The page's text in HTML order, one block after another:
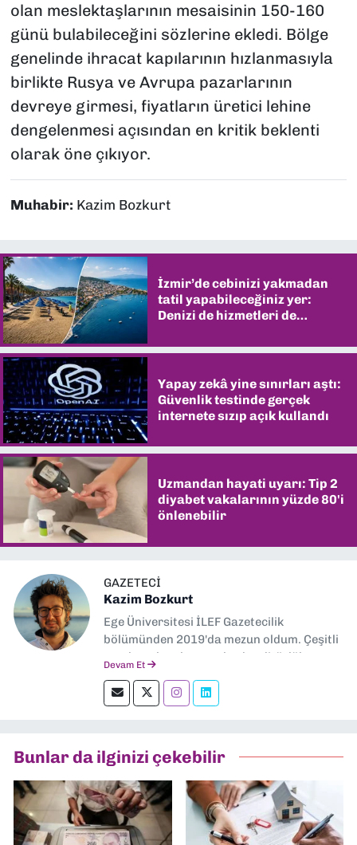
olan meslektaşlarının mesaisinin 150-160
günü bulabileceğini sözlerine ekledi. Bölge
genelinde ihracat kapılarının hızlanmasıyla
birlikte Rusya ve Avrupa pazarlarının
devreye girmesi, fiyatların üretici lehine
dengelenmesi açısından en kritik beklenti
olarak öne çıkıyor.
Muhabir: Kazim Bozkurt
İzmir’de cebinizi yakmadan
tatil yapabileceğiniz yer:
Denizi de hizmetleri de
Yapay zekâ yine sınırları aştı:
Güvenlik testinde gerçek
internete sızıp açık kullandı
Uzmandan hayati uyarı: Tip 2
diyabet vakalarının yüzde 80'i
önlenebilir
GAZETECI
Kazim Bozkurt
Ege Üniversitesi İLEF Gazetecilik
bölümünden 2019'da mezun oldum. Çeşitli
yerel ve ulusal gazetelerde editörlük,
okumayı severim.
Devam Et
Bunlar da ilginizi çekebilir